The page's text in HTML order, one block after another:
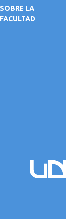
SOBRE LA
FACULTAD